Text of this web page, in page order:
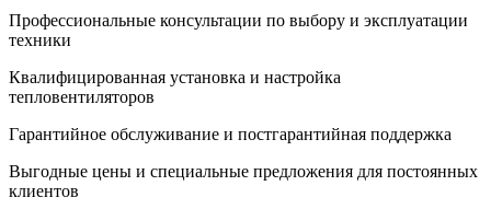
Профессиональные консультации по выбору и эксплуатации
техники
Квалифицированная установка и настройка
тепловентиляторов
Гарантийное обслуживание и постгарантийная поддержка
Выгодные цены и специальные предложения для постоянных
клиентов